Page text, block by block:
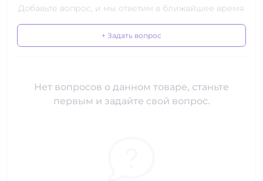
Добавьте вопрос, и мы ответим в ближайшее время.
+ Задать вопрос
Нет вопросов о данном товаре, станьте
первым и задайте свой вопрос.